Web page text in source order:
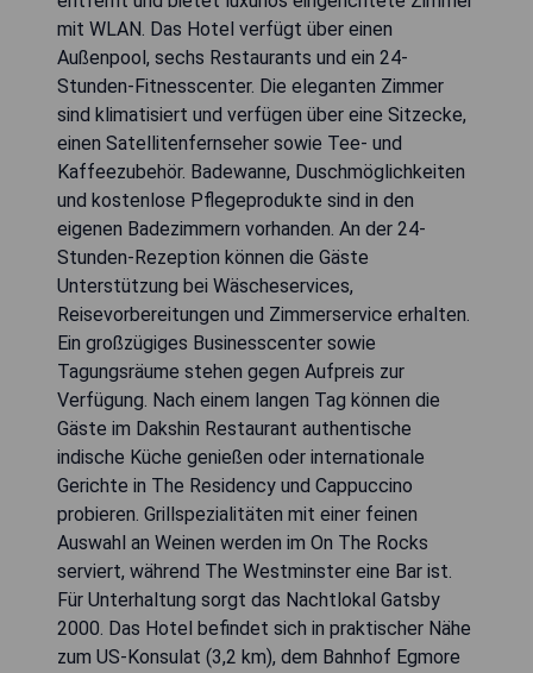
mit WLAN. Das Hotel verfügt über einen
Außenpool, sechs Restaurants und ein 24-
Stunden-Fitnesscenter. Die eleganten Zimmer
sind klimatisiert und verfügen über eine Sitzecke,
einen Satellitenfernseher sowie Tee- und
Kaffeezubehör. Badewanne, Duschmöglichkeiten
und kostenlose Pflegeprodukte sind in den
eigenen Badezimmern vorhanden. An der 24-
Stunden-Rezeption können die Gäste
Unterstützung bei Wäscheservices,
Reisevorbereitungen und Zimmerservice erhalten.
Ein großzügiges Businesscenter sowie
Tagungsräume stehen gegen Aufpreis zur
Verfügung. Nach einem langen Tag können die
Gäste im Dakshin Restaurant authentische
indische Küche genießen oder internationale
Gerichte in The Residency und Cappuccino
probieren. Grillspezialitäten mit einer feinen
Auswahl an Weinen werden im On The Rocks
serviert, während The Westminster eine Bar ist.
Für Unterhaltung sorgt das Nachtlokal Gatsby
2000. Das Hotel befindet sich in praktischer Nähe
zum US-Konsulat (3,2 km), dem Bahnhof Egmore